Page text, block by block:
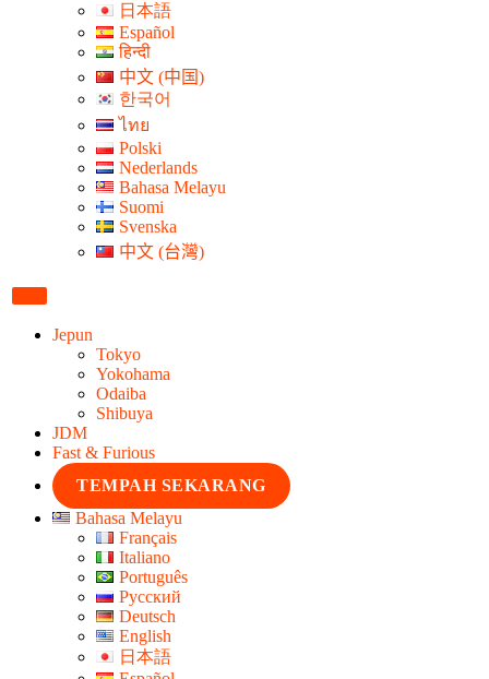
日本語
Español
हिन्दी
中文 (中国)
한국어
ไทย
Polski
Nederlands
Bahasa Melayu
Suomi
Svenska
中文 (台灣)
Jepun
Tokyo
Yokohama
Odaiba
Shibuya
JDM
Fast & Furious
TEMPAH SEKARANG
Bahasa Melayu
Français
Italiano
Português
Русский
Deutsch
English
日本語